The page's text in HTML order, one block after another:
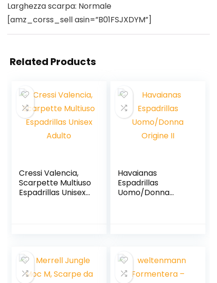
Larghezza scarpa: Normale
[amz_corss_sell asin=”B01FSJXDYM”]
Related Products
Cressi Valencia,
Scarpette Multiuso
Espadrillas Unisex
Havaianas
Espadrillas
Uomo/Donna